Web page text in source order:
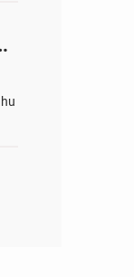
odvolani – Verejná vyhláška